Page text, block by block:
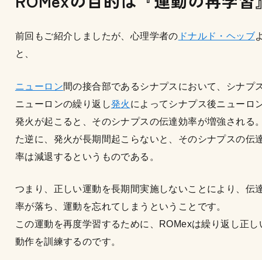
前回もご紹介しましたが、心理学者の ドナルド・ヘッブ
と、
ニューロン間の接合部であるシナプスにおいて、シナプ
ニューロンの繰り返し発火 によってシナプス後ニューロ
発火が起こると、そのシナプスの伝達効率が増強される
た逆に、発火が長期間起こらないと、そのシナプスの伝
率は減退するというものである。
つまり、正しい運動を長期間実施しないことにより、伝
率が落ち、運動を忘れてしまうということです。
この運動を再度学習するために、ROMexは繰り返し正し
動作を訓練するのです。